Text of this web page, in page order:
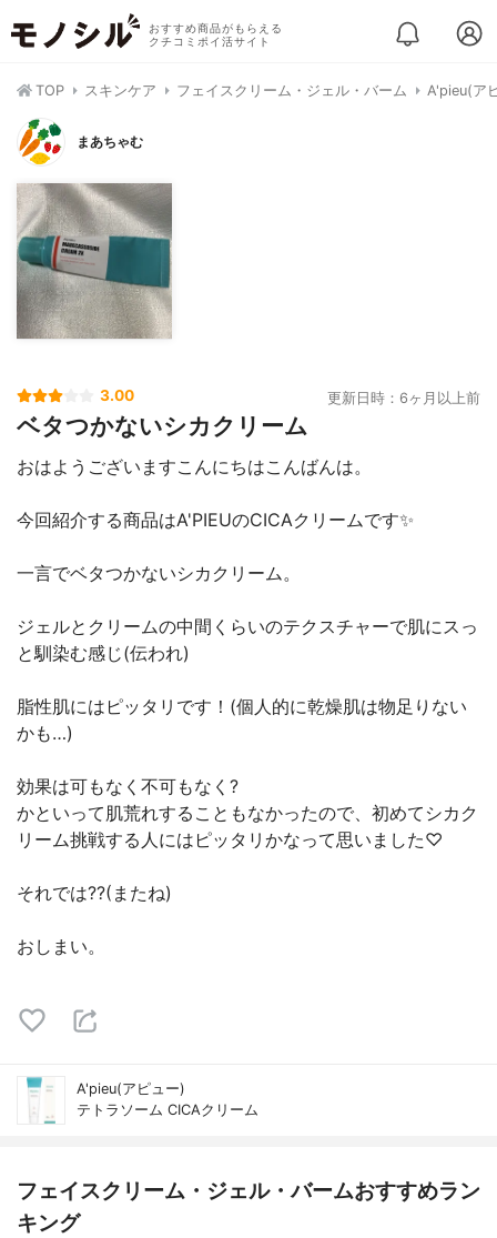
おすすめ商品がもらえる
クチコミポイ活サイト
TOP スキンケア フェイスクリーム・ジェル・バーム A'pieu(ア
まあちゃむ
3.00 更新日時：6ヶ月以上前
ベタつかないシカクリーム
おはようございますこんにちはこんばんは。
今回紹介する商品はA'PIEUのCICAクリームです✨
一言でベタつかないシカクリーム。
ジェルとクリームの中間くらいのテクスチャーで肌にスっ
と馴染む感じ(伝われ)
脂性肌にはピッタリです！(個人的に乾燥肌は物足りない
かも…)
効果は可もなく不可もなく?
かといって肌荒れすることもなかったので、初めてシカク
リーム挑戦する人にはピッタリかなって思いました♡
それでは??(またね)
おしまい。
A'pieu(アピュー)
テトラソーム CICAクリーム
フェイスクリーム・ジェル・バームおすすめラン
キング